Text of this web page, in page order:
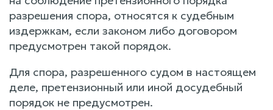
разрешения спора, относятся к судебным
издержкам, если законом либо договором
предусмотрен такой порядок.
Для спора, разрешенного судом в настоящем
деле, претензионный или иной досудебный
порядок не предусмотрен.